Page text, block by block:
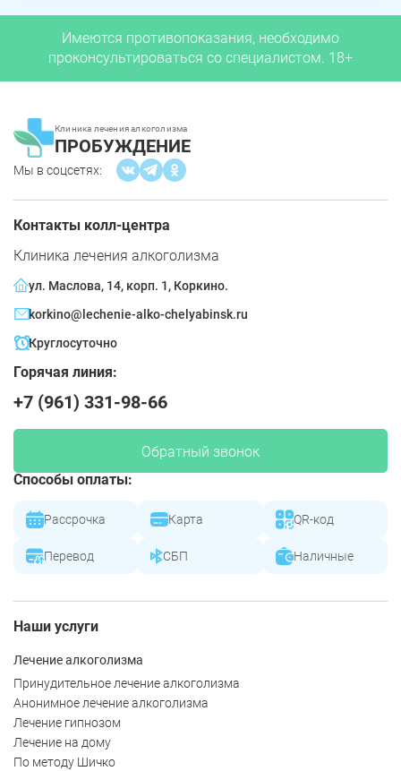
Имеются противопоказания, необходимо
проконсультироваться со специалистом. 18+
Клиника лечения алкоголизма
ПРОБУЖДЕНИЕ
Мы в соцсетях:
Контакты колл-центра
Клиника лечения алкоголизма
ул. Маслова, 14, корп. 1, Коркино.
korkino@lechenie-alko-chelyabinsk.ru
Круглосуточно
Горячая линия:
+7 (961) 331-98-66
Обратный звонок
Способы оплаты:
Рассрочка Карта QR-код
Перевод СБП Наличные
Наши услуги
Лечение алкоголизма
Принудительное лечение алкоголизма
Анонимное лечение алкоголизма
Лечение гипнозом
Лечение на дому
По методу Шичко